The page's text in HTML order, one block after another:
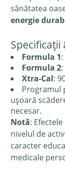
sănătatea
energie
Formula 1
Formula 2
Xtra-Cal:
Programul
ușoară
necesar.
Notă:
nivelul de
caracter
medicale